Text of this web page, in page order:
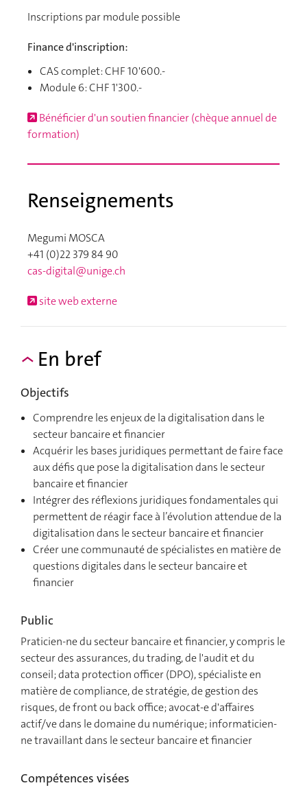
Inscriptions par module possible
Finance d'inscription:
CAS complet: CHF 10'600.-
Module 6: CHF 1'300.-
Bénéficier d'un soutien financier (chèque annuel de
formation)
Renseignements
Megumi MOSCA
+41 (0)22 379 84 90
cas-digital@unige.ch
site web externe
En bref
Objectifs
Comprendre les enjeux de la digitalisation dans le
secteur bancaire et financier
Acquérir les bases juridiques permettant de faire face
aux défis que pose la digitalisation dans le secteur
bancaire et financier
Intégrer des réflexions juridiques fondamentales qui
permettent de réagir face à l’évolution attendue de la
digitalisation dans le secteur bancaire et financier
Créer une communauté de spécialistes en matière de
questions digitales dans le secteur bancaire et
financier
Public
Praticien-ne du secteur bancaire et financier, y compris le
secteur des assurances, du trading, de l'audit et du
conseil; data protection officer (DPO), spécialiste en
matière de compliance, de stratégie, de gestion des
risques, de front ou back office; avocat-e d'affaires
actif/ve dans le domaine du numérique; informaticien-
ne travaillant dans le secteur bancaire et financier
Compétences visées